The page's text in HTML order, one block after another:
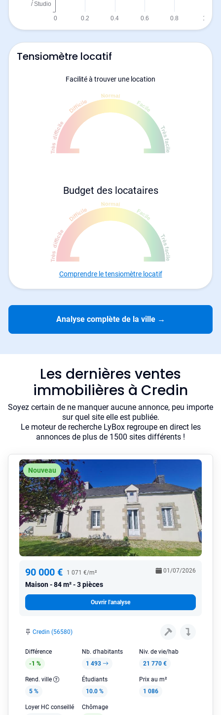
Tensiomètre locatif
Facilité à trouver une location
Budget des locataires
Comprendre le tensiomètre locatif
Analyse complète de la ville →
Les dernières ventes
immobilières à Credin
Soyez certain de ne manquer aucune annonce, peu importe
sur quel site elle est publiée.
Le moteur de recherche LyBox regroupe en direct les
annonces de plus de 1500 sites différents !
Nouveau
90 000 € 1 071 €/m²
Maison 84 m² - 3 pièces
01/07/2026
Ouvrir l'analyse
Credin (56580)
Différence
-1 %
Nb. d'habitants
1 493
Niv. de vie/hab
21 770 €
Rend. ville
5 %
Étudiants
10.0 %
Prix au m²
1 086
Loyer HC conseillé
Chômage